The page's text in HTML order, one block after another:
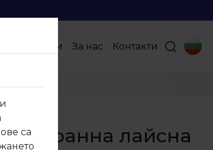
Партньори За нас Контакти
са
лайсна